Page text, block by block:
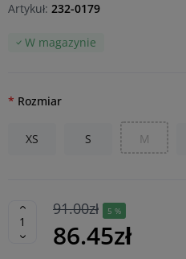
Artykuł: 232-0179
W magazynie
Rozmiar
XS S M
91.00zł 5 %
86.45zł